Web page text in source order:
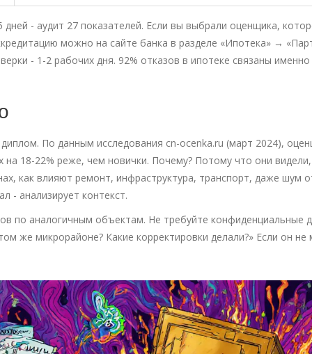
- аудит 27 показателей. Если вы выбрали оценщика,
можно на сайте банка в разделе «Ипотека» →
- 1-2 рабочих дня. 92% отказов в ипотеке связаны именно
По данным исследования cn-ocenka.ru (март 2024),
18-22% реже, чем новички. Почему? Потому что они видели,
как влияют ремонт, инфраструктура, транспорт, даже шум
- анализирует контекст.
по аналогичным объектам. Не требуйте конфиденциальные
же микрорайоне? Какие корректировки делали?» Если он